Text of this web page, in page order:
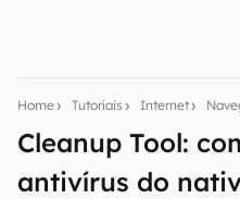
Home Tutoriais Internet
Cleanup Tool:
antivírus do
notícias e reviews